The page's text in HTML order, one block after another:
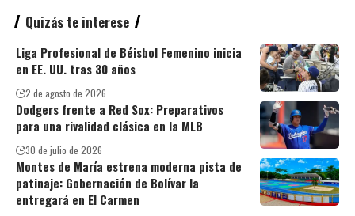
Quizás te interese
Liga Profesional de Béisbol Femenino inicia
en EE. UU. tras 30 años
2 de agosto de 2026
Dodgers frente a Red Sox: Preparativos
para una rivalidad clásica en la MLB
30 de julio de 2026
Montes de María estrena moderna pista de
patinaje: Gobernación de Bolívar la
entregará en El Carmen